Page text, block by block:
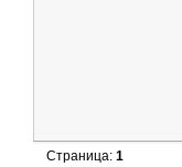
Страница:1